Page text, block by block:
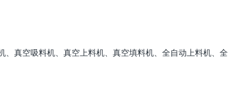
真空吸料机、真空上料机、真空填料机、全自动上料机、全